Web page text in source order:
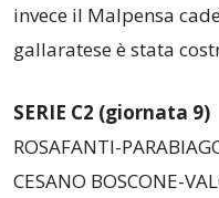
invece il Malpensa
gallaratese è stata
SERIE C2 (giornata 9)
ROSAFANTI-
CESANO BOSCONE-